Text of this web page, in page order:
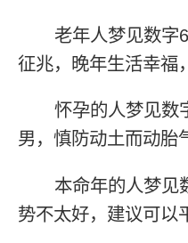
老年人梦见数字
征兆，晚年生活幸福
怀孕的人梦见数
男，慎防动土而动胎
本命年的人梦见
势不太好，建议可以